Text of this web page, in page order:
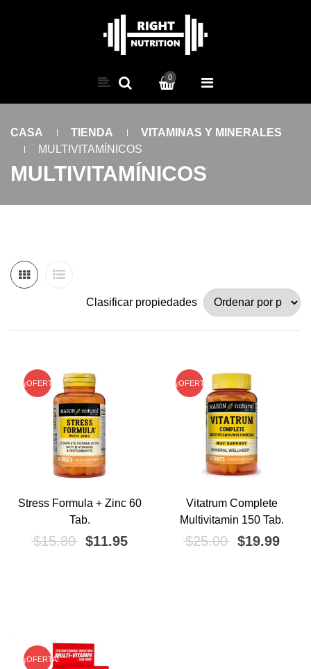
0
CASA TIENDA
VITAMINAS Y MINERALES
MULTIVITAMÍNICOS
MULTIVITAMÍNICOS
Clasificar propiedades
¡OFERTA!
Stress Formula + Zinc 60
Tab.
$15.80 El precio original era: $15.80.
$11.95El precio actual es: $11.95.
¡OFERTA!
Vitatrum Complete
Multivitamin 150 Tab.
$25.00 El precio
$19.99El
¡OFERTA!